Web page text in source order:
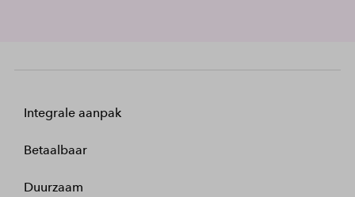
Integrale aanpak
Betaalbaar
Duurzaam